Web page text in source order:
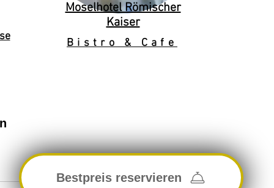
Bestpreis reservieren
Moselhotel Römischer
Kaiser
Bistro & Cafe